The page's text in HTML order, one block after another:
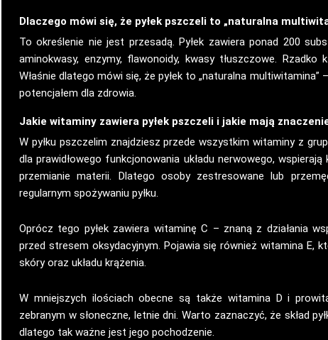
Dlaczego mówi się, że pyłek pszczeli to „naturalna
To określenie nie jest przesadą. Pyłek zawiera ponad 200
aminokwasy, enzymy, flawonoidy, kwasy tłuszczowe.
Właśnie dlatego mówi się, że pyłek to „naturalna
potencjałem dla zdrowia.
Jakie witaminy zawiera pyłek pszczeli i jakie mają
W pyłku pszczelim znajdziesz przede wszystkim witaminy z
dla prawidłowego funkcjonowania układu nerwowego,
przemianie materii. Dlatego osoby zestresowane lub
regularnym spożywaniu pyłku.
Oprócz tego pyłek zawiera witaminę C – znaną z działania
przed stresem oksydacyjnym. Pojawia się również witamina E,
skóry oraz układu krążenia.
W mniejszych ilościach obecne są także witamina D i
zebranym w słoneczne, letnie dni. Warto zaznaczyć, że skład
dlatego tak ważne jest jego pochodzenie.